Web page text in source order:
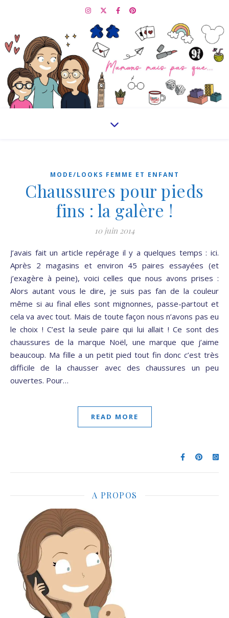
MODE/LOOKS FEMME ET ENFANT
Chaussures pour pieds
fins : la galère !
10 juin 2014
J’avais fait un article repérage il y a quelques temps : ici.
Après 2 magasins et environ 45 paires essayées (et
j’exagère à peine), voici celles que nous avons prises :
Alors autant vous le dire, je suis pas fan de la couleur
même si au final elles sont mignonnes, passe-partout et
cela va avec tout. Mais de toute façon nous n’avons pas eu
le choix ! C’est la seule paire qui lui allait ! Ce sont des
chaussures de la marque Noël, une marque que j’aime
beaucoup. Ma fille a un petit pied tout fin donc c’est très
difficile de la chausser avec des chaussures un peu
ouvertes. Pour…
READ MORE
A PROPOS